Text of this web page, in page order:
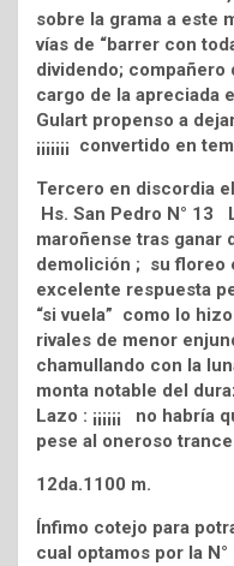
sobre la grama a este
vías de “barrer con
dividendo; compañero
cargo de la apreciada
Gulart propenso a
¡¡¡¡¡¡¡ convertido en
Tercero en discordia
Hs. San Pedro N° 13
maroñense tras ganar
demolición ; su floreo
excelente respuesta
“si vuela” como lo
rivales de menor
chamullando con la
monta notable del
Lazo : ¡¡¡¡¡¡ no
pese al oneroso trance
12da.1100 m.
Ínfimo cotejo para
cual optamos por la